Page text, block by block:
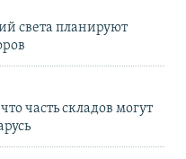
света планируют
часть складов могут